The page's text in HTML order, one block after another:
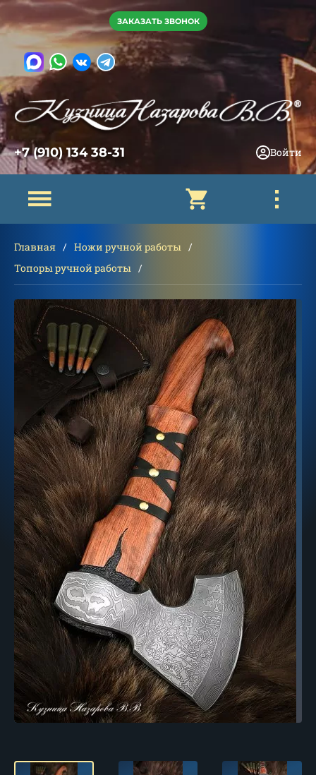
ЗАКАЗАТЬ ЗВОНОК
+7 (910) 134 38-31 Войти
Главная
Ножи ручной работы
Топоры ручной работы